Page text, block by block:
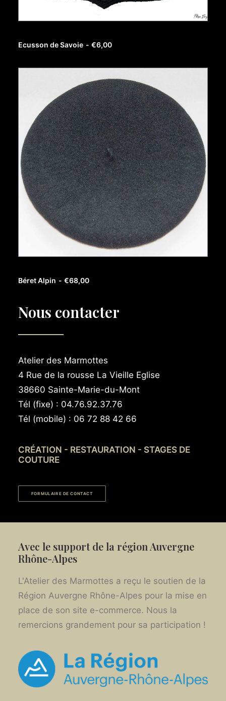
AJOUTER AU PANIER
Ecusson de Savoie €6,00
AJOUTER AU PANIER
Béret Alpin €68,00
Nous contacter
Atelier des Marmottes
4 Rue de la rousse La Vieille Eglise
38660 Sainte-Marie-du-Mont
Tél (fixe) : 04.76.92.37.76
Tél (mobile) : 06 72 88 42 66
CRÉATION - RESTAURATION - STAGES DE
COUTURE
FORMULAIRE DE CONTACT
Avec le support de la région Auvergne
Rhône-Alpes
L'Atelier des Marmottes a reçu le soutien de la
Région Auvergne Rhône-Alpes pour la mise en
place de son site e-commerce. Nous la
remercions grandement pour sa participation !